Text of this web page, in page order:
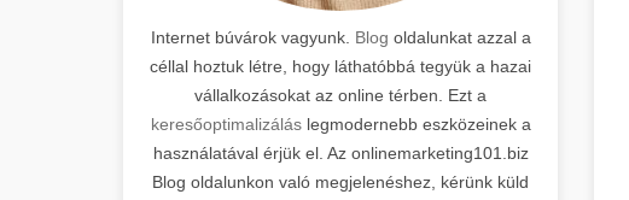
Internet búvárok vagyunk. Blog oldalunkat azzal a
céllal hoztuk létre, hogy láthatóbbá tegyük a hazai
vállalkozásokat az online térben. Ezt a
keresőoptimalizáláslegmodernebb eszközeinek a
használatával érjük el. Az onlinemarketing101.biz
Blog oldalunkon való megjelenéshez, kérünk küld